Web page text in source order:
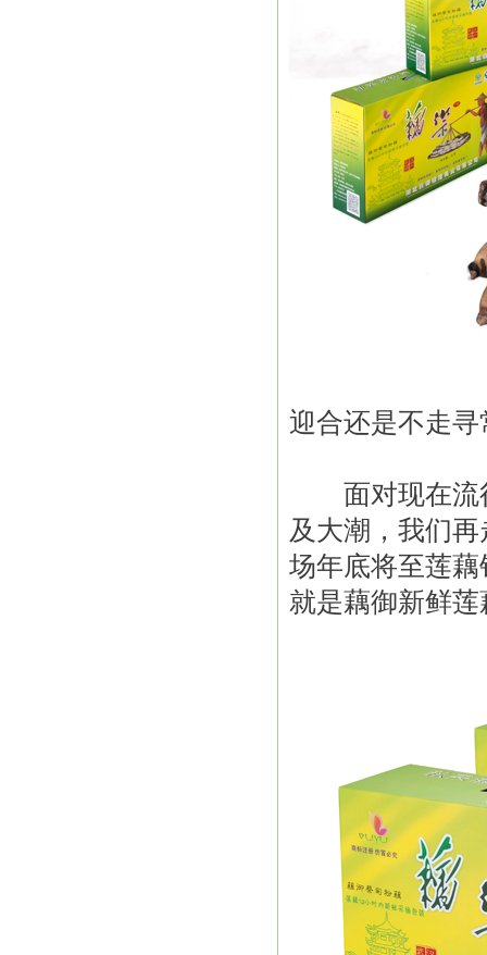
迎合还是不走
面对现在流行
及大潮，我们
场年底将至莲
就是藕御新鲜